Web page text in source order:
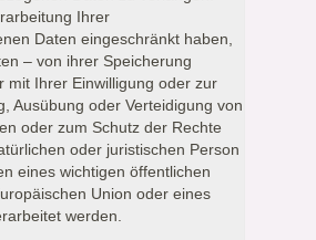
Ihrer
Daten eingeschränkt haben,
– von ihrer Speicherung
mit Ihrer Einwilligung oder zur
Ausübung oder Verteidigung von
oder zum Schutz der Rechte
oder juristischen Person
eines wichtigen öffentlichen
Union oder eines
werden.